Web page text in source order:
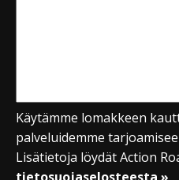
Käytämme lomakkeen
palveluidemme
Lisätietoja löydät Action